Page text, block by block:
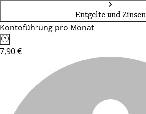
Entgelte und Zinsen
Kontoführung pro Monat
7,90 €